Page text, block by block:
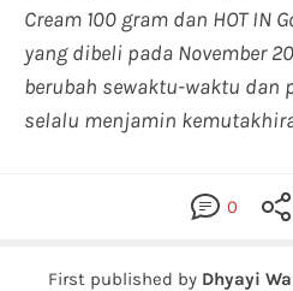
Cream 100 gram dan HOT IN
yang dibeli pada November
berubah sewaktu-waktu dan
selalu menjamin
0
First published by Dhyayi